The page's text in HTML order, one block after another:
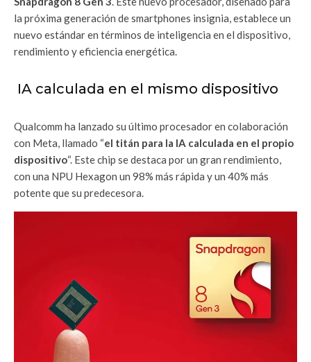
la próxima generación de smartphones insignia, establece un
nuevo estándar en términos de inteligencia en el dispositivo,
rendimiento y eficiencia energética.
IA calculada en el mismo dispositivo
Qualcomm ha lanzado su último procesador en colaboración
con Meta, llamado “el titán para la IA calculada en el propio
dispositivo“. Este chip se destaca por un gran rendimiento,
con una NPU Hexagon un 98% más rápida y un 40% más
potente que su predecesora.